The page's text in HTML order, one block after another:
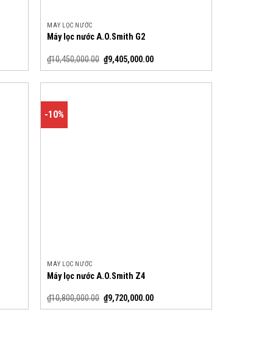
MÁY LỌC NƯỚC
Máy lọc nước A.O.Smith G2
₫10,450,000.00 ₫9,405,000.00
-10%
MÁY LỌC NƯỚC
Máy lọc nước A.O.Smith Z4
₫10,800,000.00 ₫9,720,000.00